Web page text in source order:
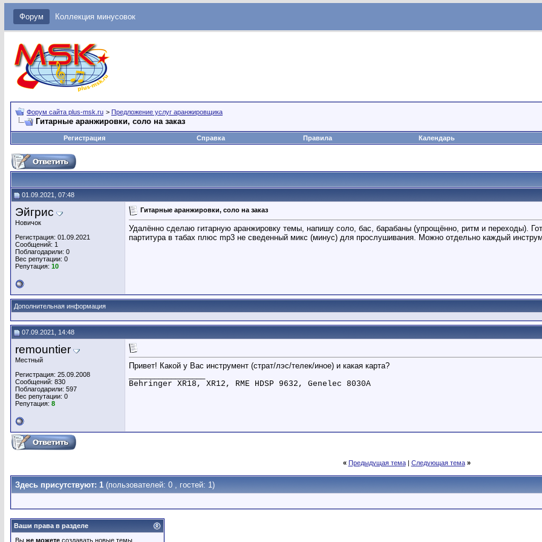
Форум Коллекция минусовок
Форум сайта plus-msk.ru > Предложение услуг аранжировщика
Гитарные аранжировки, соло на заказ
Регистрация Справка Правила Календарь
01.09.2021, 07:48
Эйгрис
Новичок
Регистрация: 01.09.2021
Сообщений: 1
Поблагодарили: 0
Вес репутации: 0
Репутация: 10
Гитарные аранжировки, соло на заказ
Удалённо сделаю гитарную аранжировку темы, напишу соло, бас, барабаны (упрощённо, ритм и переходы).
партитура в табах плюс mp3 не сведенный микс (минус) для прослушивания. Можно отдельно каждый
Дополнительная информация
07.09.2021, 14:48
remountier
Местный
Регистрация: 25.09.2008
Сообщений: 830
Поблагодарили: 597
Вес репутации: 0
Репутация: 8
Привет! Какой у Вас инструмент (страт/лэс/телек/иное) и какая карта?
Behringer XR18, XR12, RME HDSP 9632, Genelec 8030A
« Предыдущая тема| Следующая тема »
Здесь присутствуют: 1 (пользователей: 0 , гостей: 1)
Ваши права в разделе
Вы не можете создавать новые темы